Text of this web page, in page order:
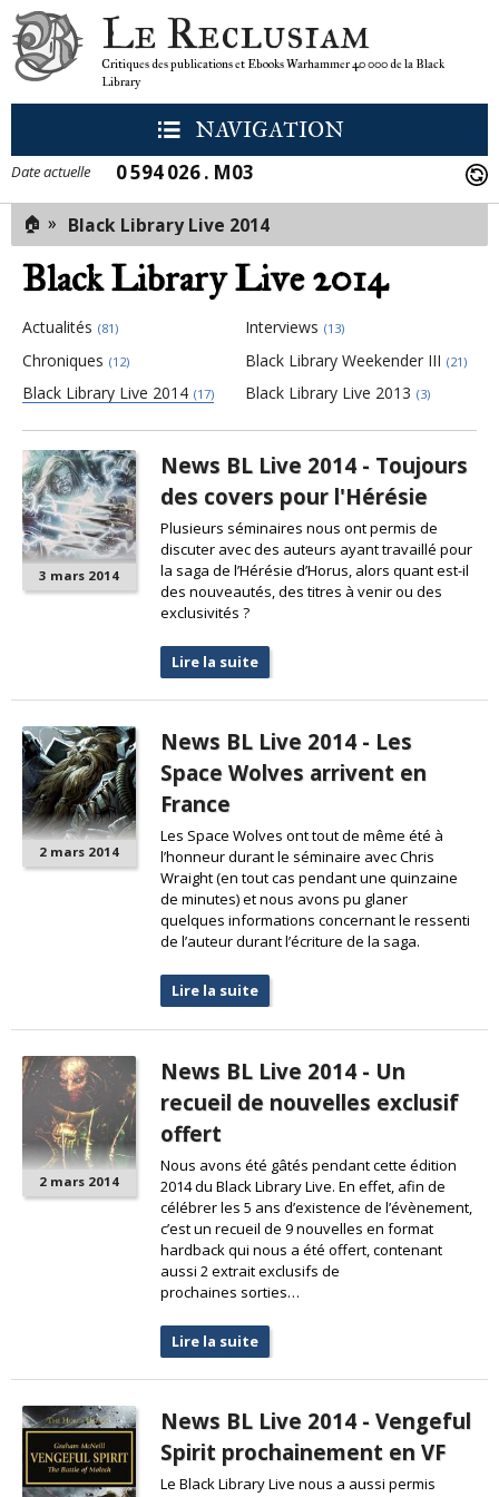
Le Reclusiam
Critiques des publications et Ebooks Warhammer 40 000 de la Black
Library
NAVIGATION
Date actuelle 0 594 026 . M03
🏠 » Black Library Live 2014
Black Library Live 2014
Actualités (81) Interviews (13)
Chroniques (12) Black Library Weekender III (21)
Black Library Live 2014 (17) Black Library Live 2013 (3)
3 mars 2014
News BL Live 2014 - Toujours
des covers pour l'Hérésie
Plusieurs séminaires nous ont permis de
discuter avec des auteurs ayant travaillé pour
la saga de l’Hérésie d’Horus, alors quant est-il
des nouveautés, des titres à venir ou des
exclusivités ?
Lire la suite
2 mars 2014
News BL Live 2014 - Les
Space Wolves arrivent en
France
Les Space Wolves ont tout de même été à
l’honneur durant le séminaire avec Chris
Wraight (en tout cas pendant une quinzaine
de minutes) et nous avons pu glaner
quelques informations concernant le ressenti
de l’auteur durant l’écriture de la saga.
Lire la suite
2 mars 2014
News BL Live 2014 - Un
recueil de nouvelles exclusif
offert
Nous avons été gâtés pendant cette édition
2014 du Black Library Live. En effet, afin de
célébrer les 5 ans d’existence de l’évènement,
c’est un recueil de 9 nouvelles en format
hardback qui nous a été offert, contenant
aussi 2 extrait exclusifs de
prochaines sorties…
Lire la suite
News BL Live 2014 - Vengeful
Spirit prochainement en VF
Le Black Library Live nous a aussi permis
Pages